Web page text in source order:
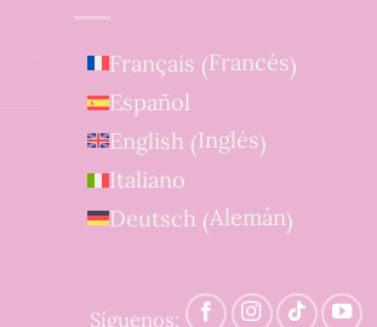
Français (Francés)
Español
English (Inglés)
Italiano
Deutsch (Alemán)
Síguenos: